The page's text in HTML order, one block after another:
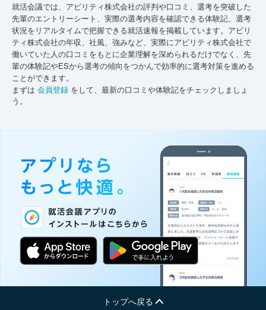
就活会議では、アビリティ株式会社の評判や口コミ、選考を突破した
先輩のエントリーシート、実際の選考内容を確認できる体験記、選考
状況をリアルタイムで把握できる就活速報を掲載しています。アビリ
ティ株式会社の年収、社風、強みなど、実際にアビリティ株式会社で
働いていた人の口コミをもとに企業理解を深められるだけでなく、先
輩の体験記やESから選考の傾向をつかんで効率的に選考対策を進める
ことができます。
まずは 会員登録 をして、最新の口コミや体験記をチェックしましょ
う。
トップへ戻る